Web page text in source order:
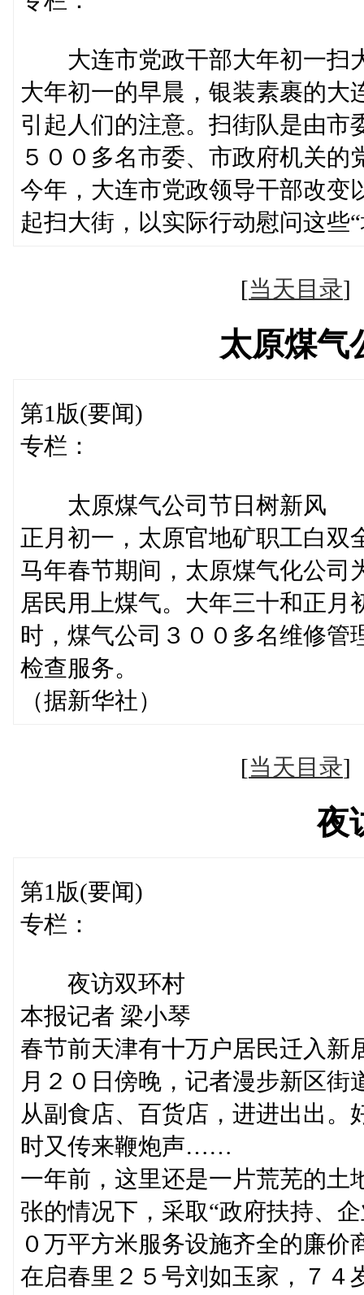
大连市党政干部大年初一扫
大年初一的早晨，银装素裹的大
引起人们的注意。扫街队是由市
５００多名市委、市政府机关的
今年，大连市党政领导干部改变
起扫大街，以实际行动慰问这些
[当天目录
太原煤气
第1版(要闻)
专栏：
太原煤气公司节日树新风
正月初一，太原官地矿职工白双
马年春节期间，太原煤气化公司
居民用上煤气。大年三十和正
时，煤气公司３００多名维修管
检查服务。
（据新华社）
[当天目录
夜
第1版(要闻)
专栏：
夜访双环村
本报记者 梁小琴
春节前天津有十万户居民迁入新
月２０日傍晚，记者漫步新区街
从副食店、百货店，进进出出。
时又传来鞭炮声……
一年前，这里还是一片荒芜的土
张的情况下，采取“政府扶持、
０万平方米服务设施齐全的廉价
在启春里２５号刘如玉家，７４